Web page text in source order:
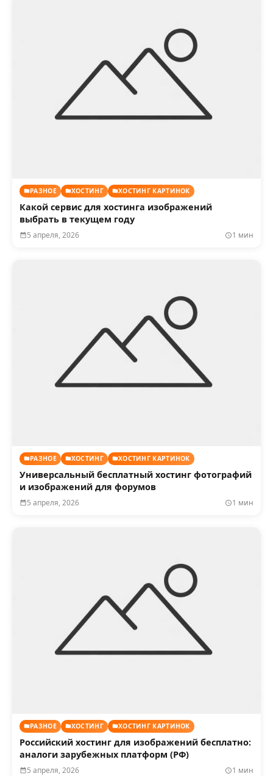
РАЗНОЕ ХОСТИНГ ХОСТИНГ КАРТИНОК
Какой сервис для хостинга изображений
выбрать в текущем году
5 апреля, 2026 1 мин
РАЗНОЕ ХОСТИНГ ХОСТИНГ КАРТИНОК
Универсальный бесплатный хостинг фотографий
и изображений для форумов
5 апреля, 2026 1 мин
РАЗНОЕ ХОСТИНГ ХОСТИНГ КАРТИНОК
Российский хостинг для изображений бесплатно:
аналоги зарубежных платформ (РФ)
5 апреля, 2026 1 мин